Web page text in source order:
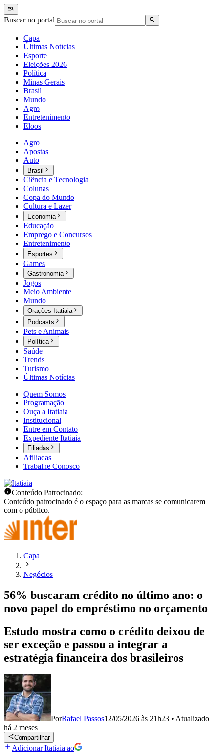
Buscar no portal
Capa
Últimas Notícias
Esporte
Eleições 2026
Política
Minas Gerais
Brasil
Mundo
Agro
Entretenimento
Eloos
Agro
Apostas
Auto
Brasil
Ciência e Tecnologia
Colunas
Copa do Mundo
Cultura e Lazer
Economia
Educação
Emprego e Concursos
Entretenimento
Esportes
Games
Gastronomia
Jogos
Meio Ambiente
Mundo
Orações Itatiaia
Podcasts
Pets e Animais
Política
Saúde
Trends
Turismo
Últimas Notícias
Quem Somos
Programação
Ouça a Itatiaia
Institucional
Entre em Contato
Expediente Itatiaia
Filiadas
Afiliadas
Trabalhe Conosco
Conteúdo Patrocinado:
Conteúdo patrocinado é o espaço para as marcas se comunicarem
com o público.
Capa
Negócios
56% buscaram crédito no último ano: o
novo papel do empréstimo no orçamento
Estudo mostra como o crédito deixou de
ser exceção e passou a integrar a
estratégia financeira dos brasileiros
PorRafael Passos12/05/2026 às 21h23 • Atualizado
há 2 meses
Compartilhar
Adicionar Itatiaia ao